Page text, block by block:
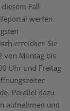
Fall
werfen.
erreichen Sie
von Montag bis
Uhr und Freitag
Parallel dazu
aufnehmen und